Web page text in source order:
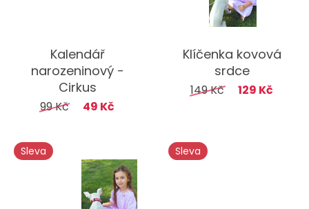
Kalendář
narozeninový -
Cirkus
99 Kč 49 Kč
Klíčenka kovová
srdce
149 Kč 129 Kč
Sleva Sleva